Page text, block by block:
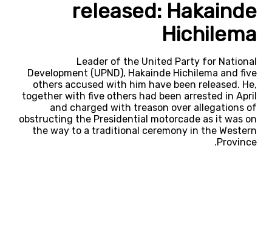
released: Hakainde
Hichilema
Leader of the United Party for National
Development (UPND), Hakainde Hichilema and five
others accused with him have been released. He,
together with five others had been arrested in April
and charged with treason over allegations of
obstructing the Presidential motorcade as it was on
the way to a traditional ceremony in the Western
Province.